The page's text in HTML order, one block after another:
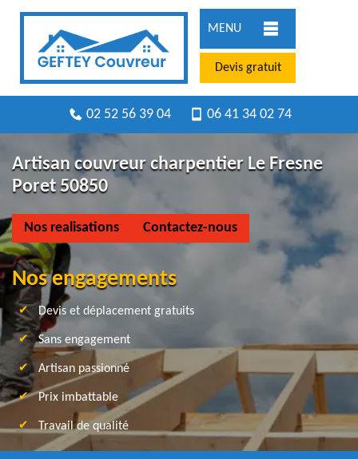
MENU
Devis gratuit
02 52 56 39 04 06 41 34 02 74
Artisan couvreur charpentier Le Fresne
Poret 50850
Nos realisations Contactez-nous
Nos engagements
Devis et déplacement gratuits
Sans engagement
Artisan passionné
Prix imbattable
Travail de qualité